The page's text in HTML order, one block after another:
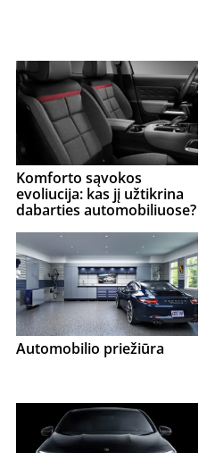
Komforto sąvokos
evoliucija: kas jį užtikrina
dabarties automobiliuose?
Automobilio priežiūra